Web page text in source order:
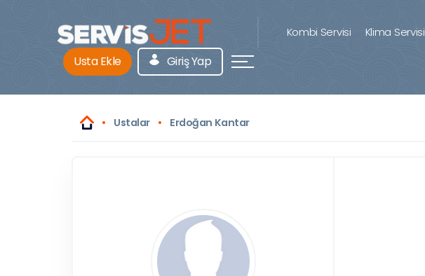
Kombi Servisi Klima Servisi
Usta Ekle Giriş Yap
Ustalar Erdoğan Kantar